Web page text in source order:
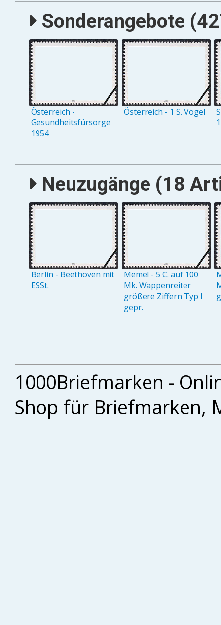
Sonderangebote
Österreich -
Gesundheitsfürsorge
1954
Österreich - 1 S. Vögel
Neuzugänge (18
Berlin - Beethoven mit
ESSt.
Memel - 5 C. auf 100
Mk. Wappenreiter
größere Ziffern Typ I
gepr.
1000Briefmarken -
Shop für Briefmarken,